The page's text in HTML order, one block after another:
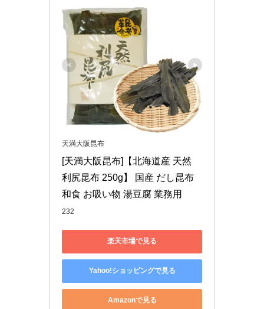
天満大阪昆布
[天満大阪昆布]【北海道産 天然
利尻昆布 250g】 国産 だし昆布
和食 お吸い物 湯豆腐 業務用
232
楽天市場で見る
Yahoo!ショッピングで見る
Amazonで見る